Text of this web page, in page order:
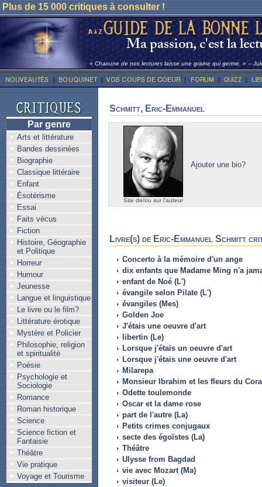
Plus de 15 000 critiques à consulter !
« Chacune de nos lectures laisse une graine qui germe. » --
Par genre
Arts et littérature
Bandes dessinées
Biographie
Classique littéraire
Enfant
Ésotérisme
Essai
Faits vécus
Fiction
Histoire, Géographie
et Politique
Horreur
Humour
Jeunesse
Langue et linguistique
Le livre ou le film?
Littérature érotique
Mystère et Policier
Philosophie, religion
et spiritualité
Poésie
Psychologie et
Sociologie
Romance
Roman historique
Science
Science fiction et
Fantaisie
Théâtre
Vie pratique
Voyage et Tourisme
Schmitt, Eric-Emmanuel
Site de/ou sur l'auteur
Ajouter une bio?
Livre(s) de Eric-Emmanuel Schmitt
Concerto à la mémoire d'un ange
dix enfants que Madame Ming n'a
enfant de Noé (L')
évangile selon Pilate (L')
évangiles (Mes)
Golden Joe
J'étais une oeuvre d'art
libertin (Le)
Lorsque j'étais un oeuvre d'art
Lorsque j'étais une oeuvre d'art
Milarepa
Monsieur Ibrahim et les fleurs du
Odette toulemonde
Oscar et la dame rose
part de l'autre (La)
Petits crimes conjugaux
secte des égoïstes (La)
Théâtre
Ulysse from Bagdad
vie avec Mozart (Ma)
visiteur (Le)